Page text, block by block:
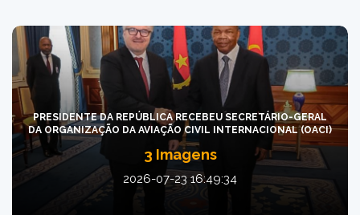
PRESIDENTE DA REPÚBLICA RECEBEU SECRETÁRIO-GERAL
DA ORGANIZAÇÃO DA AVIAÇÃO CIVIL INTERNACIONAL (OACI)
3 Imagens
2026-07-23 16:49:34